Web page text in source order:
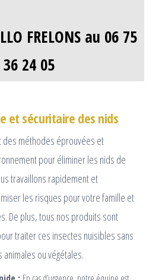
FRELONS au 06 75
36 24 05
et sécuritaire des nids
méthodes éprouvées et
pour éliminer les nids de
travaillons rapidement et
les risques pour votre famille et
De plus, tous nos produits sont
traiter ces insectes nuisibles sans
ou végétales.